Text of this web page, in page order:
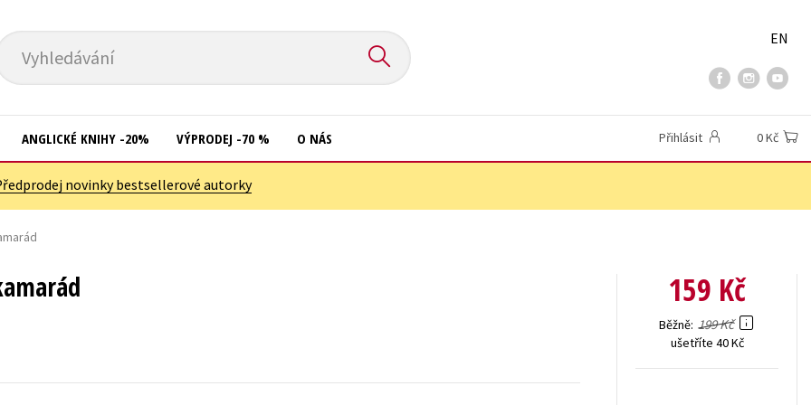
Vyhledávání
EN
New Adult
ANGLICKÉ KNIHY -20% VÝPRODEJ -70 % O NÁS Přihlásit 0 Kč
novinky bestsellerové autorky
159 Kč
Běžně 199 Kč
ušetříte 40 Kč